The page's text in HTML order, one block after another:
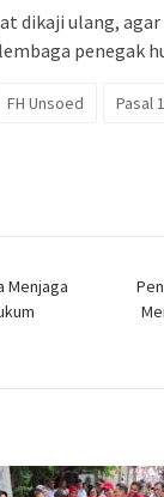
dikaji ulang,
penegak
FH Unsoed Pasal
Menjaga